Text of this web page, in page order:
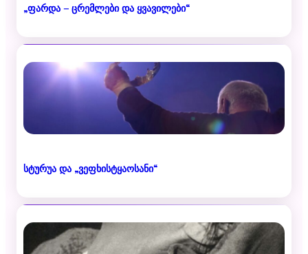
„ფარდა – ცრემლები და ყვავილები“
სტურუა და „ვეფხისტყაოსანი“